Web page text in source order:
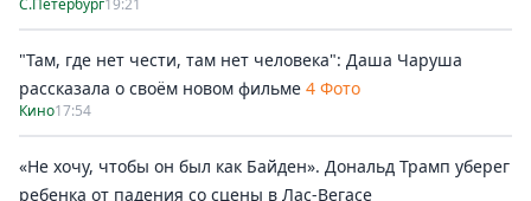
С.Петербург19:21
"Там, где нет чести, там нет человека": Даша Чаруша
рассказала о своём новом фильме 4 Фото
Кино17:54
«Не хочу, чтобы он был как Байден». Дональд Трамп уберег
ребенка от падения со сцены в Лас-Вегасе